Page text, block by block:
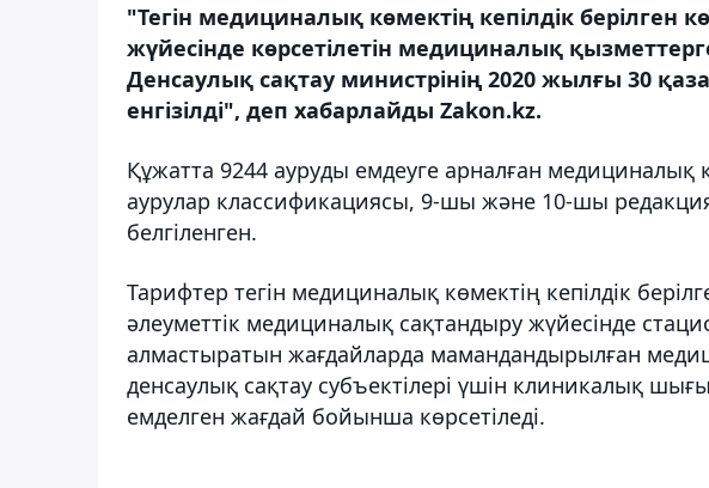
"Тегін медициналық көмектің кепілдік
жүйесінде көрсетілетін медициналық
Денсаулық сақтау министрінің 2020 жылғы 30
енгізілді", деп хабарлайды Zakon.kz.
Құжатта 9244 ауруды емдеуге арналған
аурулар классификациясы, 9-шы және 10-шы
белгіленген.
Тарифтер тегін медициналық көмектің кепілдік
әлеуметтік медициналық сақтандыру жүйесінде
алмастыратын жағдайларда мамандандырылған
денсаулық сақтау субъектілері үшін клиникалық
емделген жағдай бойынша көрсетіледі.